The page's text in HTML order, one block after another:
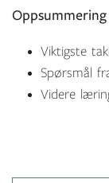
Viktigste
Spørsmål
Videre